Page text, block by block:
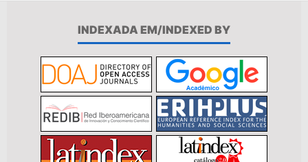
INDEXADA EM/INDEXED BY